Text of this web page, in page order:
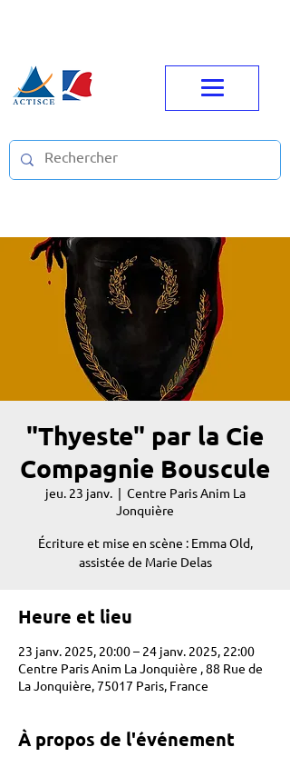
"Thyeste" par la Cie
Compagnie Bouscule
jeu. 23 janv.
  |
Centre Paris Anim La
Jonquière
Écriture et mise en scène : Emma Old,
assistée de Marie Delas
Heure et lieu
23 janv. 2025, 20:00 – 24 janv. 2025, 22:00
Centre Paris Anim La Jonquière , 88 Rue de
La Jonquière, 75017 Paris, France
À propos de l'événement